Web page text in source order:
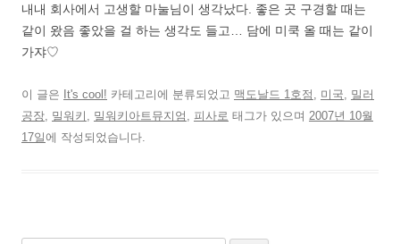
내내 회사에서 고생할 마눌님이 생각났다. 좋은 곳 구경할 때는
같이 왔음 좋았을 걸 하는 생각도 들고… 담에 미쿡 올 때는 같이
가쟈♡
이 글은 It's cool! 카테고리에 분류되었고 맥도날드 1호점 미국
밀러
공장 밀워키 밀워키아트뮤지엄 피사로 태그가 있으며 2007년 10월
17일에 작성되었습니다.